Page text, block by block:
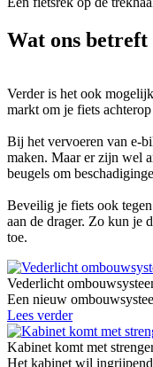
Wat ons betreft
Verder is het ook
markt om je fiets achterop
Bij het vervoeren van e-
maken. Maar er zijn wel
beugels om
Beveilig je fiets ook
aan de drager. Zo kun je
toe.
Vederlicht
Een nieuw
Lees verder
Kabinet komt met
Het kabinet wil